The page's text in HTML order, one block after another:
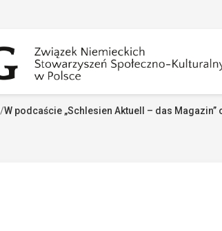
/W podcaście „Schlesien Aktuell – das